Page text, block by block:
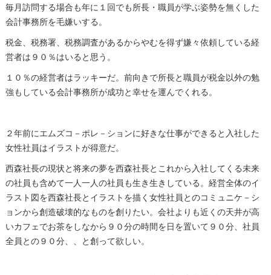
毎月訪問する場合も年に１回でも所長・職員が学ぶ姿勢を無くした
会計事務所を毛嫌いする。
税金、税務署、税務調査があるからやむを得ず嫌々依頼している経
営者は９０％はいると思う。
１０％の経営者はラッキーだ。前向きで所長と職員が税金以外の勉
強もしている会計事務所が成功と幸せを運んでくれる。
２年前にエムズコ－ポレ－ションに好きな仕事ができると入社した
女性社員はイラストが得意だ。
西森社長の現状と将来の夢を西森社長とこれから入社してくる未来
の社員も含めて一人一人の社員も生き生きしている。経営全体のイ
ラスト図を西森社長とイラストを描く女性社員とのコミュニケ－シ
ョンから創造破壊的なものを創りたい。会社よりも近くの天井が高
いカフェでお茶をしなから９０分の時間を日を置いて９０分、社員
全員との９０分、、と創って欲しい。